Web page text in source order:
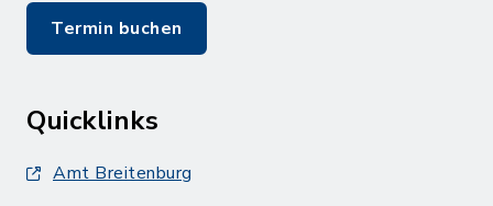
Termin buchen
Quicklinks
Amt Breitenburg